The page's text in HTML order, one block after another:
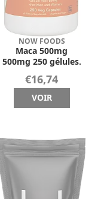
NOW FOODS
Maca 500mg
500mg 250 gélules.
€16,74
VOIR